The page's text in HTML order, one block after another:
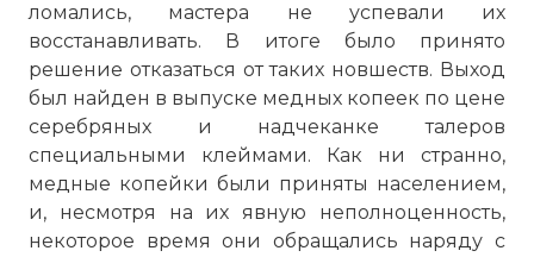
ломались, мастера не успевали их
восстанавливать. В итоге было принято
решение отказаться от таких новшеств. Выход
был найден в выпуске медных копеек по цене
серебряных и надчеканке талеров
специальными клеймами. Как ни странно,
медные копейки были приняты населением,
и, несмотря на их явную неполноценность,
некоторое время они обращались наряду с